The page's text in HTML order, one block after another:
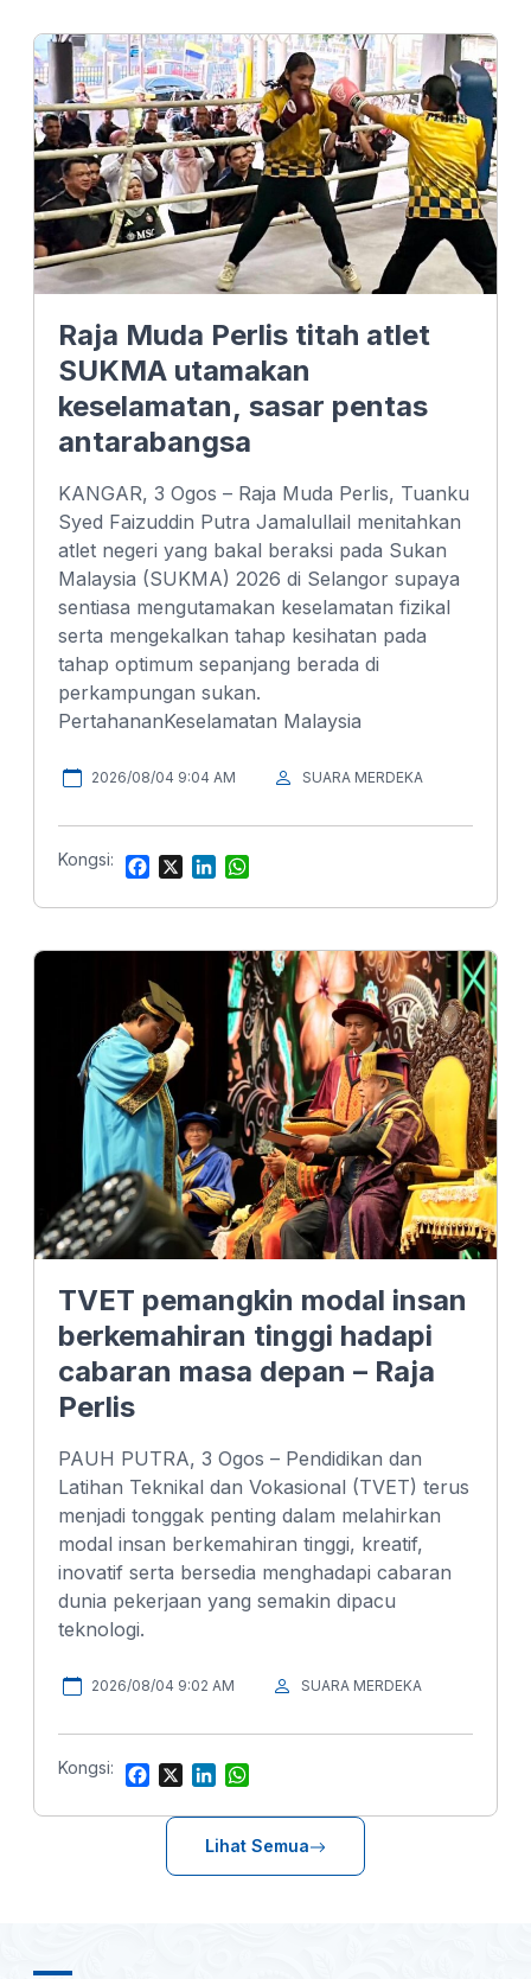
b
o
o
k
e
d
I
n
s
A
p
p
Raja Muda Perlis titah atlet
SUKMA utamakan
keselamatan, sasar pentas
antarabangsa
KANGAR, 3 Ogos – Raja Muda Perlis, Tuanku
Syed Faizuddin Putra Jamalullail menitahkan
atlet negeri yang bakal beraksi pada Sukan
Malaysia (SUKMA) 2026 di Selangor supaya
sentiasa mengutamakan keselamatan fizikal
serta mengekalkan tahap kesihatan pada
tahap optimum sepanjang berada di
perkampungan sukan.
PertahananKeselamatan Malaysia
2026/08/04 9:04 AM SUARA MERDEKA
Kongsi:
c
o
o
k
n
d
a
s
A
p
p
TVET pemangkin modal insan
berkemahiran tinggi hadapi
cabaran masa depan – Raja
Perlis
PAUH PUTRA, 3 Ogos – Pendidikan dan
Latihan Teknikal dan Vokasional (TVET) terus
menjadi tonggak penting dalam melahirkan
modal insan berkemahiran tinggi, kreatif,
inovatif serta bersedia menghadapi cabaran
dunia pekerjaan yang semakin dipacu
teknologi.
2026/08/04 9:02 AM SUARA MERDEKA
Kongsi:
F
c
X
n
k
e
a
t
s
Lihat Semua